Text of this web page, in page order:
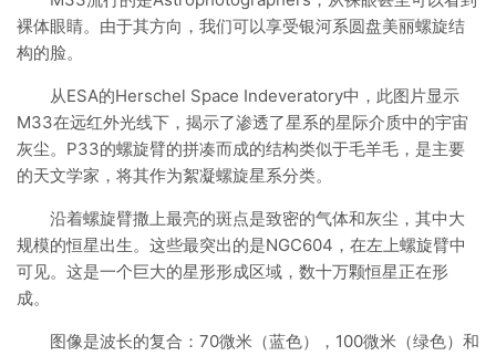
裸体眼睛。由于其方向，我们可以享受银河系圆盘美丽螺旋结
构的脸。
从ESA的Herschel Space Indeveratory中，此图片显示
M33在远红外光线下，揭示了渗透了星系的星际介质中的宇宙
灰尘。P33的螺旋臂的拼凑而成的结构类似于毛羊毛，是主要
的天文学家，将其作为絮凝螺旋星系分类。
沿着螺旋臂撒上最亮的斑点是致密的气体和灰尘，其中大
规模的恒星出生。这些最突出的是NGC604，在左上螺旋臂中
可见。这是一个巨大的星形形成区域，数十万颗恒星正在形
成。
图像是波长的复合：70微米（蓝色），100微米（绿色）和